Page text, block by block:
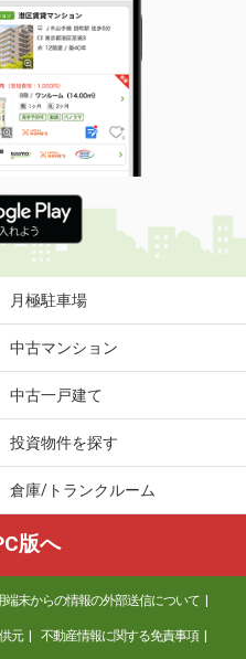
月極駐車場
中古マンション
中古一戸建て
投資物件を探す
倉庫/トランクルーム
版へ
端末からの情報の外部送信について
元 不動産情報に関する免責事項